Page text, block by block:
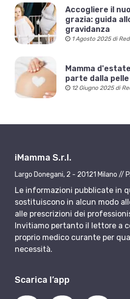
Accogliere il
grazia: guida
gravidanza
1 Agosto 2025 di
Mamma
parte dalla pelle
12 Giugno 2025 di
iMamma S.r.l.
Largo Donegani, 2 - 20121 Milano //
Le informazioni pubblicate in
sostituiscono in alcun modo
alle prescrizioni dei
Invitiamo pertanto il lettore a
proprio medico curante per
necessità.
Scarica l’app